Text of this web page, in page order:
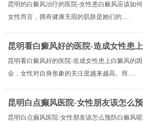
昆明的白癜风治疗的医院-女性患白癜风应该如
女性而言，拥有健康无瑕的肌肤是她们的.....
昆明看白癜风好的医院-造成女性患
昆明看白癜风好的医院-造成女性患上白癜风的
会，女性对自身形象的关注度越来越高。而.....
昆明白点癫风医院-女性朋友该怎么
昆明白点癫风医院-女性朋友该怎么预防白癜风